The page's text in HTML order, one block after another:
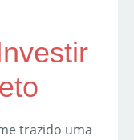
trazido uma